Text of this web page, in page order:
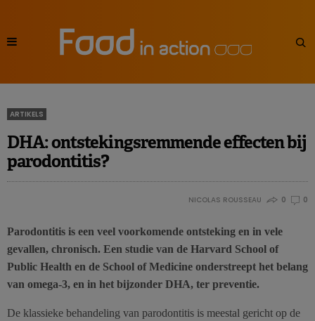
ARTIKELS
DHA: ontstekingsremmende effecten bij
parodontitis?
NICOLAS ROUSSEAU 0 0
Parodontitis is een veel voorkomende ontsteking en in vele
gevallen, chronisch. Een studie van de Harvard School of
Public Health en de School of Medicine onderstreept het belang
van omega-3, en in het bijzonder DHA, ter preventie.
De klassieke behandeling van parodontitis is meestal gericht op de